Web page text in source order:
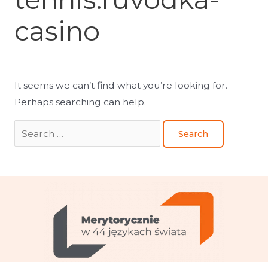
casino
It seems we can’t find what you’re looking for.
Perhaps searching can help.